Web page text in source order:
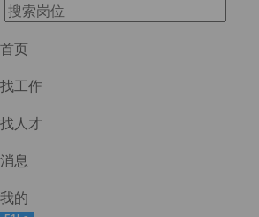
首页
找工作
找人才
消息
我的